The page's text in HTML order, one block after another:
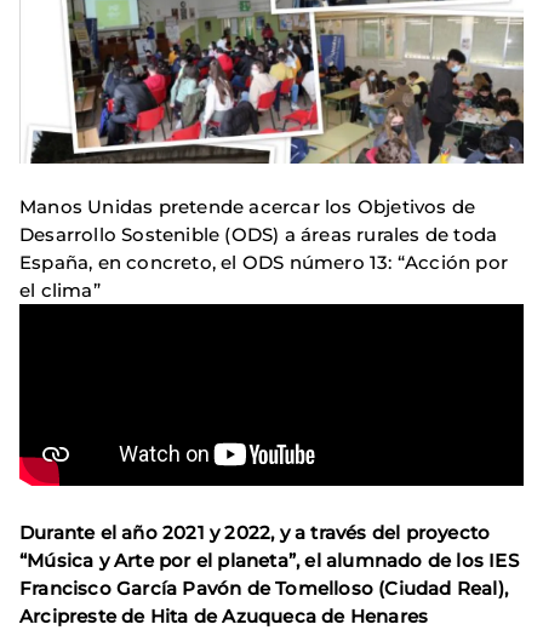
Manos Unidas pretende acercar los Objetivos de
Desarrollo Sostenible (ODS) a áreas rurales de toda
España, en concreto, el ODS número 13: “Acción por
el clima”
Durante el año 2021 y 2022, y a través del proyecto
“Música y Arte por el planeta”, el alumnado de los IES
Francisco García Pavón de Tomelloso (Ciudad Real),
Arcipreste de Hita de Azuqueca de Henares